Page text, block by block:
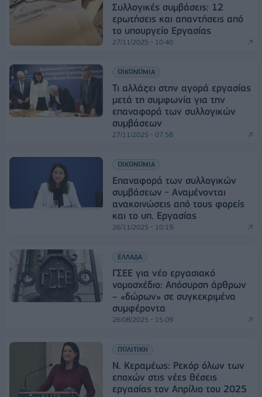
Συλλογικές συμβάσεις: 12
ερωτήσεις και απαντήσεις από
το υπουργείο Εργασίας
27/11/2025 - 10:40
ΟΙΚΟΝΟΜΙΑ
Τι αλλάζει στην αγορά εργασίας
μετά τη συμφωνία για την
επαναφορά των συλλογικών
συμβάσεων
27/11/2025 - 07:58
ΟΙΚΟΝΟΜΙΑ
Επαναφορά των συλλογικών
συμβάσεων - Αναμένονται
ανακοινώσεις από τους φορείς
και το υπ. Εργασίας
26/11/2025 - 10:19
ΕΛΛΑΔΑ
ΓΣΕΕ για νέο εργασιακό
νομοσχέδιο: Απόσυρση άρθρων
– «δώρων» σε συγκεκριμένα
συμφέροντα
26/08/2025 - 15:09
ΠΟΛΙΤΙΚΗ
Ν. Κεραμέως: Ρεκόρ όλων των
εποχών στις νέες θέσεις
εργασίας τον Απρίλιο του 2025